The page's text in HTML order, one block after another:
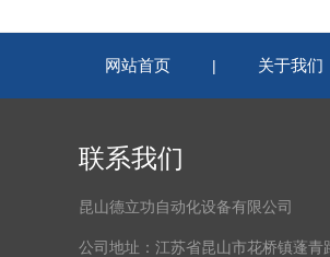
网站首页 | 关于我们
联系我们
昆山德立功自动化设备有限公司
公司地址：江苏省昆山市花桥镇蓬